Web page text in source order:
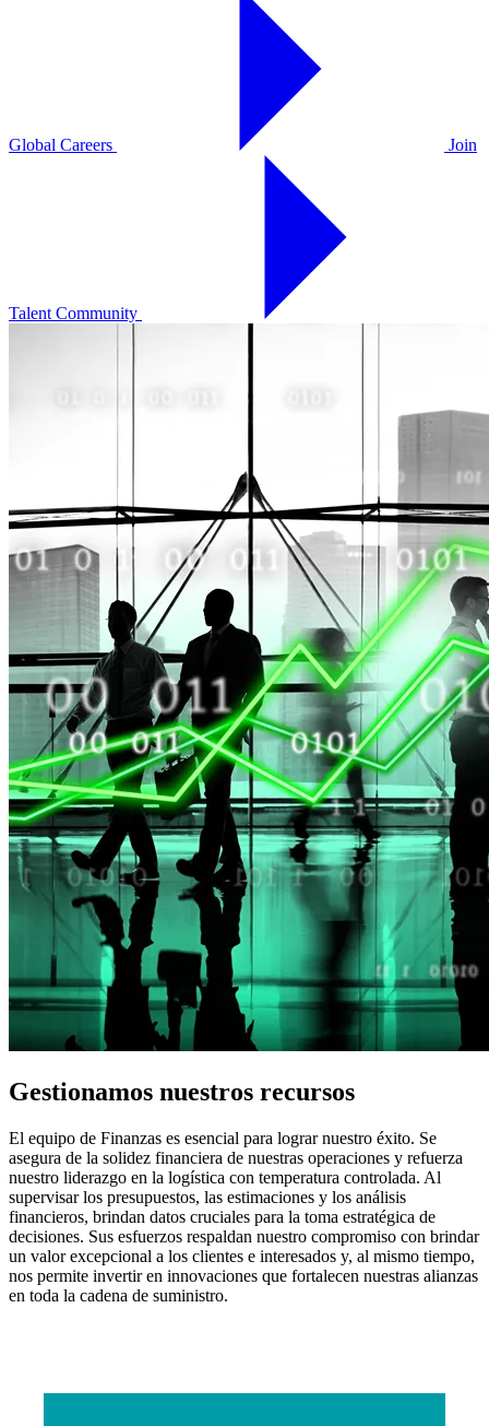
Global Careers Join
Talent Community
Gestionamos nuestros recursos
El equipo de Finanzas es esencial para lograr nuestro éxito. Se
asegura de la solidez financiera de nuestras operaciones y refuerza
nuestro liderazgo en la logística con temperatura controlada. Al
supervisar los presupuestos, las estimaciones y los análisis
financieros, brindan datos cruciales para la toma estratégica de
decisiones. Sus esfuerzos respaldan nuestro compromiso con brindar
un valor excepcional a los clientes e interesados y, al mismo tiempo,
nos permite invertir en innovaciones que fortalecen nuestras alianzas
en toda la cadena de suministro.